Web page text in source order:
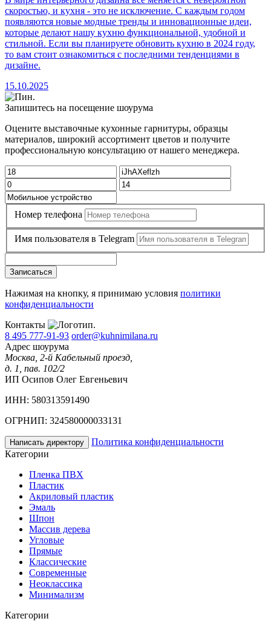
скоростью, и кухня - это не исключение. С каждым годом
появляются новые модные тренды и инновационные идеи,
которые делают нашу кухню функциональной, удобной и
стильной. Если вы планируете обновить кухню в 2024 году,
то вам стоит ознакомиться с последними тенденциями в
дизайне.
15.10.2025
Запишитесь на посещение шоурума
Оцените выставочные кухонные гарнитуры, образцы
материалов, широкий ассортимент цветов и получите
профессиональную консультацию от нашего менеджера.
Номер телефона
Имя пользователя в Telegram
Записаться
Нажимая на кнопку, я принимаю условия политики
конфиденциальности
Контакты
8 495 777-91-93 order@kuhnimilana.ru
Адрес шоурума
Москва, 2-й Кабельный проезд,
д. 1, пав. 102/2
ИП Осипов Олег Евгеньевич
ИНН: 580313591490
ОГРНИП: 324580000033131
Написать директору
Политика конфиденциальности
Категории
Пленка ПВХ
Пластик
Акриловый пластик
Эмаль
Шпон
Массив дерева
Угловые
Прямые
Классические
Современные
Неоклассика
Минимализм
Категории